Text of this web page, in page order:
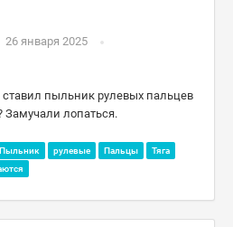
26 января 2025
ставил пыльник рулевых пальцев
Замучали лопаться.
Пыльник рулевые Пальцы
Тяга